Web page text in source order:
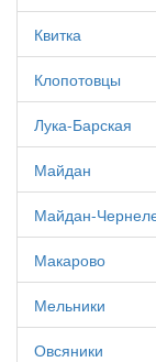
Квитка
Клопотовцы
Лука-Барская
Майдан
Майдан-
Макарово
Мельники
Овсяники